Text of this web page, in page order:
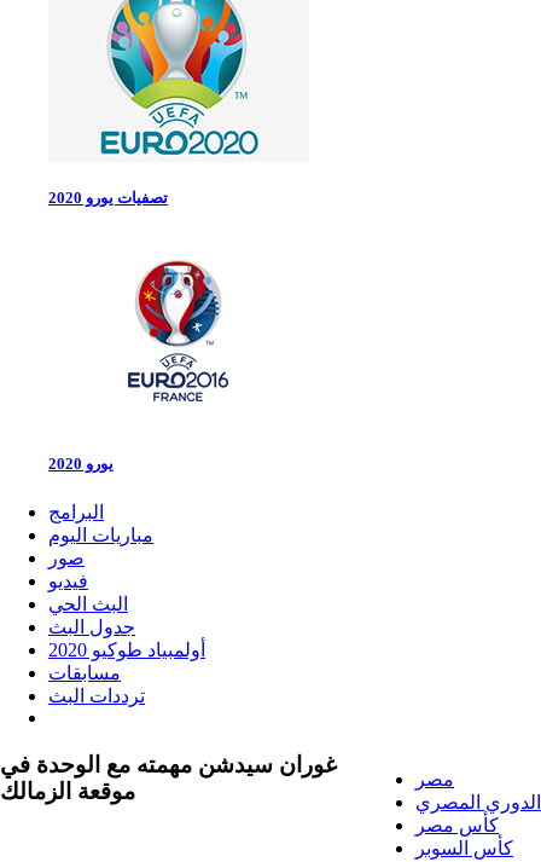
تصفيات يورو 2020
يورو 2020
البرامج
مباريات اليوم
صور
فيديو
البث الحي
جدول البث
أولمبياد طوكيو 2020
مسابقات
ترددات البث
مصر
الدوري المصري
كأس مصر
كأس السوبر
غوران سيدشن مهمته مع الوحدة في
موقعة الزمالك